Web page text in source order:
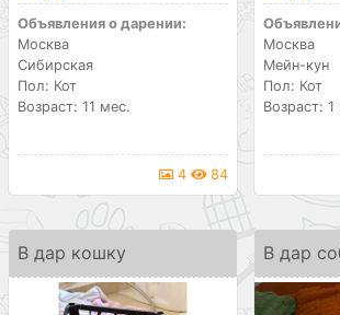
Объявления о дарении:
Москва
Сибирская
Пол: Кот
Возраст: 11 мес.
4 84
Москва
Мейн-кун
Пол: Кот
Возраст: 1
В дар кошку В дар